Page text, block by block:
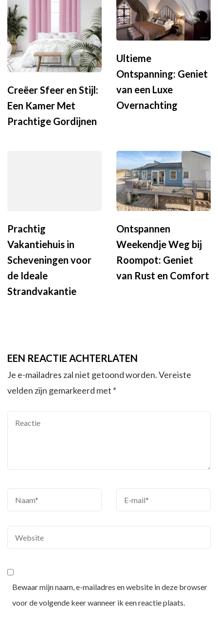
Creëer Sfeer en Stijl:
Een Kamer Met
Prachtige Gordijnen
Ultieme
Ontspanning: Geniet
van een Luxe
Overnachting
Prachtig
Vakantiehuis in
Scheveningen voor
de Ideale
Strandvakantie
Ontspannen
Weekendje Weg bij
Roompot: Geniet
van Rust en Comfort
EEN REACTIE ACHTERLATEN
Je e-mailadres zal niet getoond worden.Vereiste
velden zijn gemarkeerd met *
Bewaar mijn naam, e-mailadres en website in deze browser
voor de volgende keer wanneer ik een reactie plaats.